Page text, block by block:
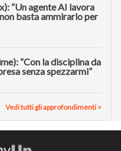
“Un agente AI lavora
basta ammirarlo per
“Con la disciplina da
senza spezzarmi”
Vedi tutti gli approfondimenti >